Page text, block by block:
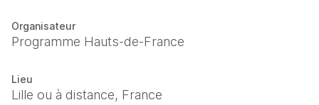
Organisateur
Programme Hauts-de-France
Lieu
Lille ou à distance, France